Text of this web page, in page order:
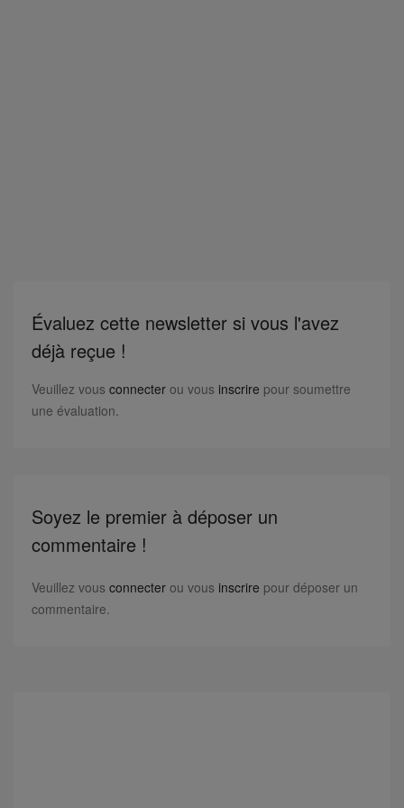
Évaluez cette newsletter si vous l'avez
déjà reçue !
Veuillez vous connecter ou vous inscrire pour soumettre
une évaluation.
Soyez le premier à déposer un
commentaire !
Veuillez vous connecter ou vous inscrire pour déposer un
commentaire.